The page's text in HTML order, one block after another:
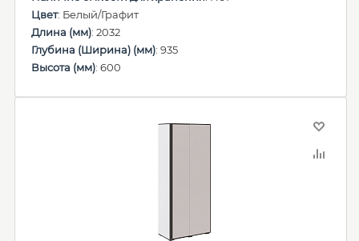
Цвет: Белый/Графит
Длина (мм): 2032
Глубина (Ширина) (мм): 935
Высота (мм): 600